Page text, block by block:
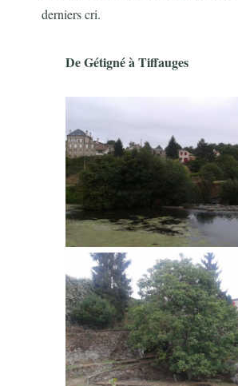
derniers cri.
De Gétigné à Tiffauges